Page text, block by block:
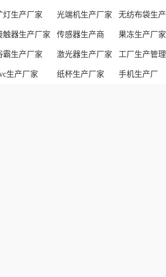
灯生产厂家 光端机生产厂家
触器生产厂家 传感器生产商 果冻生产厂家
霸生产厂家 激光器生产厂家 工厂生产管理
生产厂家 纸杯生产厂家 手机生产厂